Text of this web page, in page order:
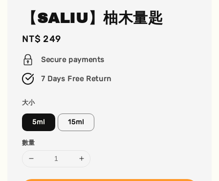
【SALIU】柚木量匙
Regular
price
NT$ 249
Secure payments
7 Days Free Return
大小
5ml 15ml
數量